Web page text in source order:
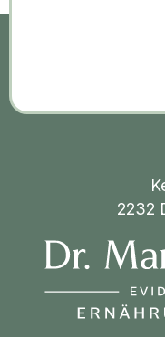
2232